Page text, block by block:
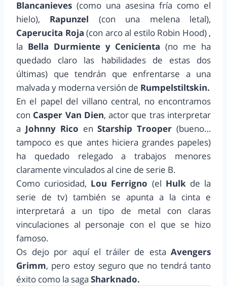
Blancanieves (como una asesina fría como el
hielo), Rapunzel (con una melena letal),
Caperucita Roja (con arco al estilo Robin Hood) ,
la Bella Durmiente y Cenicienta(no me ha
quedado claro las habilidades de estas dos
últimas) que tendrán que enfrentarse a una
malvada y moderna versión de Rumpelstiltskin.
En el papel del villano central, no encontramos
con Casper Van Dien, actor que tras interpretar
a Johnny Rico enStarship Trooper(bueno…
tampoco es que antes hiciera grandes papeles)
ha quedado relegado a trabajos menores
claramente vinculados al cine de serie B.
Como curiosidad, Lou Ferrigno (el Hulk de la
serie de tv) también se apunta a la cinta e
interpretará a un tipo de metal con claras
vinculaciones al personaje con el que se hizo
famoso.
Os dejo por aquí el tráiler de esta Avengers
Grimm, pero estoy seguro que no tendrá tanto
éxito como la saga Sharknado.